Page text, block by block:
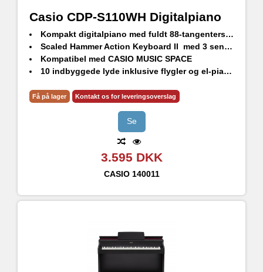
Casio CDP-S110WH Digitalpiano
Kompakt digitalpiano med fuldt 88-tangenters klaviatur, højopløst lydgenerering og imponerende højttalersystem
Scaled Hammer Action Keyboard II med 3 sensorer så man opnår ekstremt nøjagtig dynamik
Kompatibel med CASIO MUSIC SPACE
10 indbyggede lyde inklusive flygler og el-piano’er
Brug med Casio CS-46 benstativ og opnå stabil støtte og lækkert design (sælges separat)
Få på lager Kontakt os for leveringsoverslag
Se
3.595 DKK
CASIO 140011